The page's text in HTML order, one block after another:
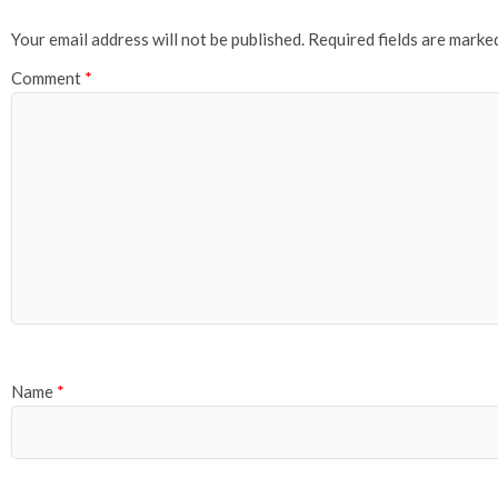
Your email address will not be published. Required fields are
Comment *
Name *